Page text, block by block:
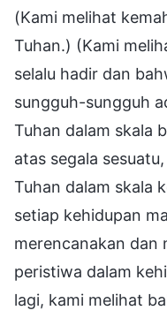
(Kami melihat
Tuhan.) (Kami
selalu hadir dan
sungguh-sungguh
Tuhan dalam skala
atas segala
Tuhan dalam skala
setiap kehidupan
merencanakan dan
peristiwa dalam
lagi, kami melihat